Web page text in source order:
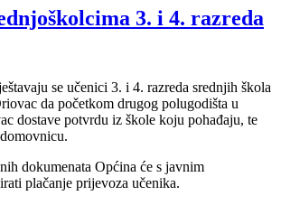
3. i 4. razreda
se učenici 3. i 4. razreda srednjih škola
da početkom drugog polugodišta u
dostave potvrdu iz škole koju pohađaju, te
dokumenata Općina će s javnim
plačanje prijevoza učenika.